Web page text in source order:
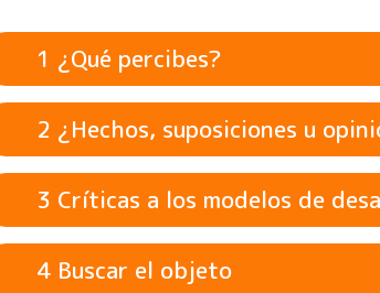
1 ¿Qué percibes?
Posible sesgo de investigación o
financiación y la organización
2 ¿Hechos, suposiciones u
3 Críticas a los modelos de
4 Buscar el objeto